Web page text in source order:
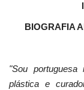
BIOGRAFIA
"Sou
plástica e